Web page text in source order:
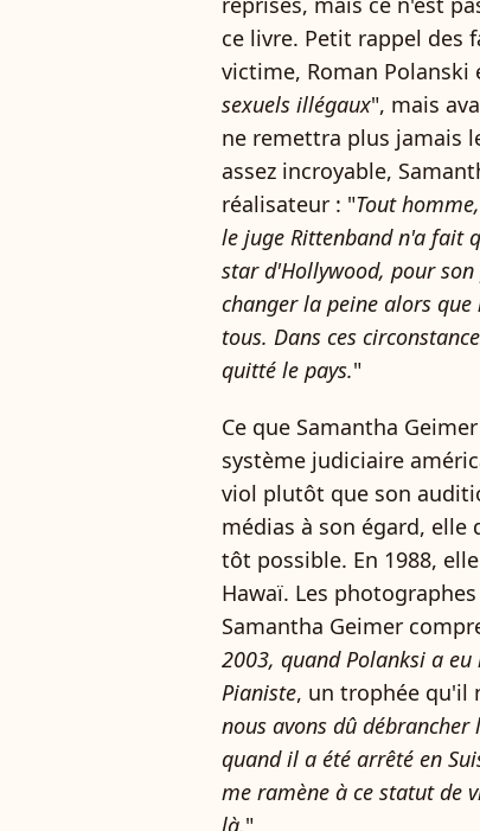
ce livre. Petit rappel des
victime, Roman
sexuels illégaux", mais
ne remettra plus jamais
assez incroyable,
réalisateur : "Tout
le juge Rittenband n'a fait
star d'Hollywood, pour
changer la peine alors
tous. Dans ces
quitté le pays."
Ce que Samantha
système judiciaire
viol plutôt que son
médias à son égard,
tôt possible. En 1988,
Hawaï. Les
Samantha Geimer
2003, quand Polanksi a eu
Pianiste, un trophée qu'il
nous avons dû débrancher
quand il a été arrêté en
me ramène à ce statut de
là."